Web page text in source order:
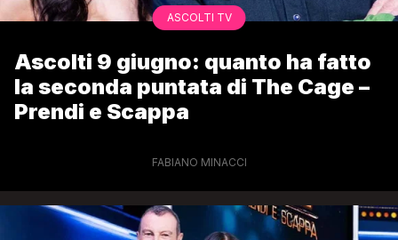
ASCOLTI TV
Ascolti 9 giugno: quanto ha fatto
la seconda puntata di The Cage –
Prendi e Scappa
FABIANO MINACCI